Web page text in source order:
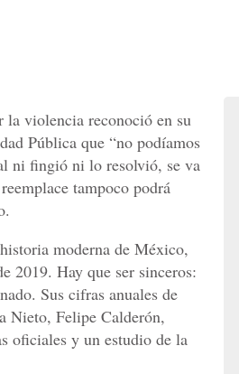
violencia reconoció en su
Pública que “no podíamos
ni fingió ni lo resolvió, se va
tampoco podrá
moderna de México,
2019. Hay que ser sinceros:
Sus cifras anuales de
Nieto, Felipe Calderón,
oficiales y un estudio de la